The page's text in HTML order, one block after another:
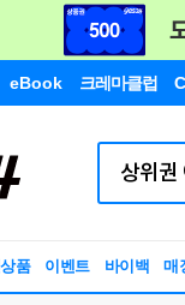
eBook 크레마클럽
품 이벤트 바이백 매